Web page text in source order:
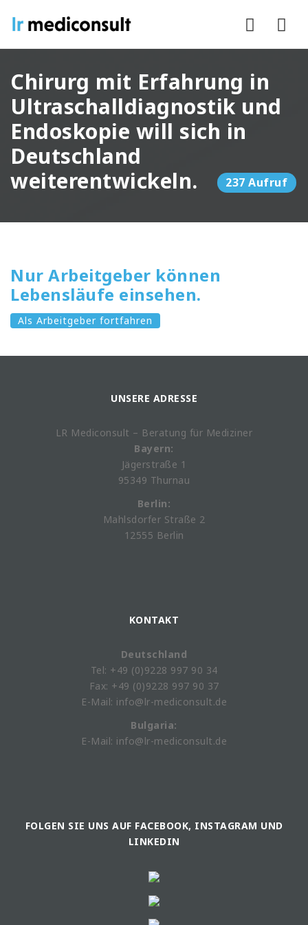
Chirurg mit Erfahrung in
Ultraschalldiagnostik und
Endoskopie will sich in
Deutschland
weiterentwickeln.
237 Aufruf
Nur Arbeitgeber können
Lebensläufe einsehen.
Als Arbeitgeber fortfahren
UNSERE ADRESSE
LR Mediconsult – Beratung für Mediziner
Bayern:
Jägerstraße 1
95349 Thurnau
Berlin:
Mahlsdorfer Straße 2
12555 Berlin
KONTAKT
Deutschland
Tel: +49 (0)9228 997 90 34
Fax: +49 (0)9228 997 90 37
E-Mail: info@lr-mediconsult.de
Bulgaria:
E-Mail: info@lr-mediconsult.de
FOLGEN SIE UNS AUF FACEBOOK, INSTAGRAM UND
LINKEDIN